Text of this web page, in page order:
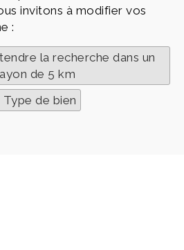
invitons à modifier vos
:
la recherche dans un
de 5 km
Type de bien